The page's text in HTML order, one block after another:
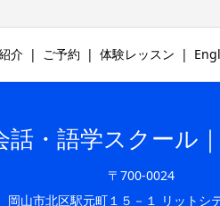
介 ご予約 体験レッスン
話・語学スクール
〒700-0024
岡山市北区駅元町１５－１ リットシ